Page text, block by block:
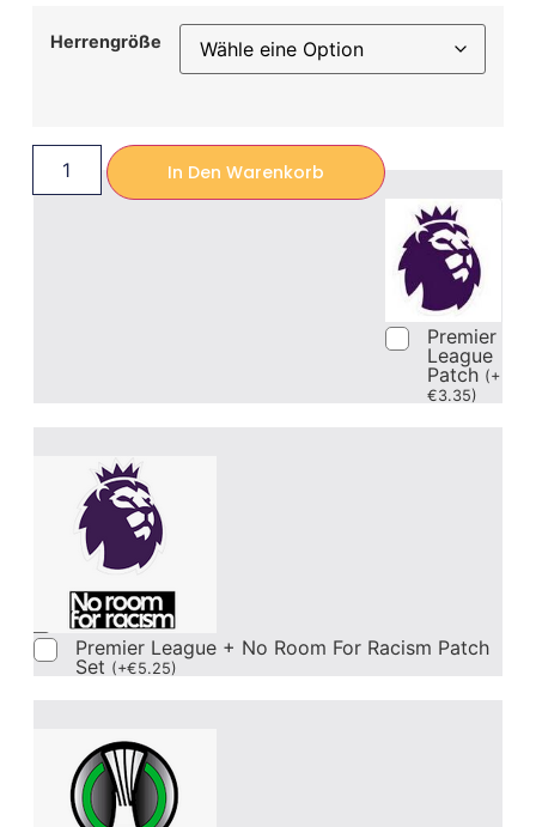
Herrengröße
In Den Warenkorb
Premier
League
Patch (+
€3.35)
Premier League + No Room For Racism Patch
Set (+€5.25)